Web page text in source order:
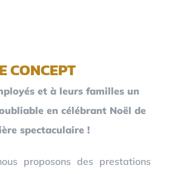
CONCEPT
et à leurs familles un
en célébrant Noël de
spectaculaire !
proposons des prestations